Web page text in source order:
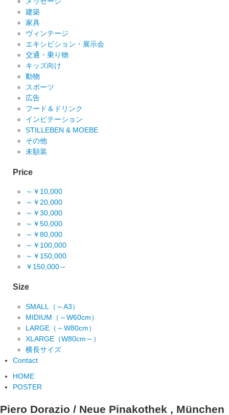
建築
家具
ヴィンテージ
エキシビション・展示会
交通・乗り物
キッズ向け
動物
スポーツ
広告
フード＆ドリンク
インビテーション
STILLEBEN & MOEBE
その他
未額装
Price
～￥10,000
～￥20,000
～￥30,000
～￥50,000
～￥80,000
～￥100,000
～￥150,000
￥150,000～
Size
SMALL（～A3）
MIDIUM（～W60cm）
LARGE（～W80cm）
XLARGE（W80cm～）
横長サイズ
Contact
HOME
POSTER
Piero Dorazio / Neue Pinakothek , München